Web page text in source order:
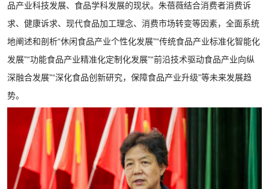
品产业科技发展、食品学科发展的现状。 朱蓓薇结合消费者消费诉
求、健康诉求、现代食品加工理念、消费市场转变等因素，全面系统
地阐述和剖析“休闲食品产业个性化发展”“传统食品产业标准化智能化
发展”“功能食品产业精准化定制化发展”“前沿技术驱动食品产业向纵
深融合发展”“深化食品创新研究，保障食品产业升级”等未来发展趋
势。